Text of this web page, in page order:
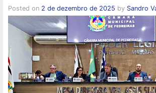
Posted on 2 de dezembro de 2025 by Sandro